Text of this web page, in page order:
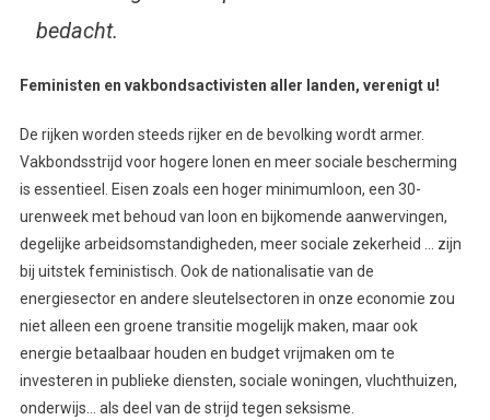
bedacht.
Feministen en vakbondsactivisten aller landen, verenigt u!
De rijken worden steeds rijker en de bevolking wordt armer.
Vakbondsstrijd voor hogere lonen en meer sociale bescherming
is essentieel. Eisen zoals een hoger minimumloon, een 30-
urenweek met behoud van loon en bijkomende aanwervingen,
degelijke arbeidsomstandigheden, meer sociale zekerheid … zijn
bij uitstek feministisch. Ook de nationalisatie van de
energiesector en andere sleutelsectoren in onze economie zou
niet alleen een groene transitie mogelijk maken, maar ook
energie betaalbaar houden en budget vrijmaken om te
investeren in publieke diensten, sociale woningen, vluchthuizen,
onderwijs… als deel van de strijd tegen seksisme.